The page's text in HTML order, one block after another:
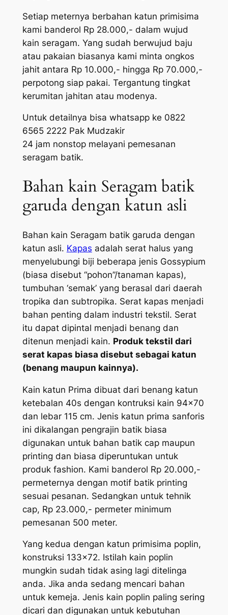
Setiap meternya berbahan katun primisima
kami banderol Rp 28.000,- dalam wujud
kain seragam. Yang sudah berwujud baju
atau pakaian biasanya kami minta ongkos
jahit antara Rp 10.000,- hingga Rp 70.000,-
perpotong siap pakai. Tergantung tingkat
kerumitan jahitan atau modenya.
Untuk detailnya bisa whatsapp ke 0822
6565 2222 Pak Mudzakir
24 jam nonstop melayani pemesanan
seragam batik.
Bahan kain Seragam batik
garuda dengan katun asli
Bahan kain Seragam batik garuda dengan
katun asli. Kapas adalah serat halus yang
menyelubungi biji beberapa jenis Gossypium
(biasa disebut “pohon”/tanaman kapas),
tumbuhan ‘semak’ yang berasal dari daerah
tropika dan subtropika. Serat kapas menjadi
bahan penting dalam industri tekstil. Serat
itu dapat dipintal menjadi benang dan
ditenun menjadi kain. Produk tekstil dari
serat kapas biasa disebut sebagai katun
(benang maupun kainnya).
Kain katun Prima dibuat dari benang katun
ketebalan 40s dengan kontruksi kain 94×70
dan lebar 115 cm. Jenis katun prima sanforis
ini dikalangan pengrajin batik biasa
digunakan untuk bahan batik cap maupun
printing dan biasa diperuntukan untuk
produk fashion. Kami banderol Rp 20.000,-
permeternya dengan motif batik printing
sesuai pesanan. Sedangkan untuk tehnik
cap, Rp 23.000,- permeter minimum
pemesanan 500 meter.
Yang kedua dengan katun primisima poplin,
konstruksi 133×72. Istilah kain poplin
mungkin sudah tidak asing lagi ditelinga
anda. Jika anda sedang mencari bahan
untuk kemeja. Jenis kain poplin paling sering
dicari dan digunakan untuk kebutuhan